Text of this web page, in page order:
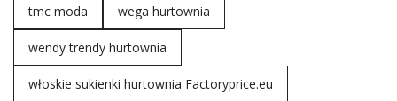
tmc moda wega hurtownia
wendy trendy hurtownia
włoskie sukienki hurtownia Factoryprice.eu